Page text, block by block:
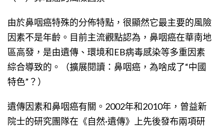
由於鼻咽癌特殊的分佈特點，很顯然它最主要的風險
因素不是年齡。目前主流觀點認為，鼻咽癌在華南地
區高發，是由遺傳、環境和EB病毒感染等多重因素
綜合導致的。（擴展閱讀：鼻咽癌，為啥成了“中國
特色”？）
遺傳因素和鼻咽癌有關。2002年和2010年，曾益新
院士的研究團隊在《自然·遺傳》上先後發布兩項研